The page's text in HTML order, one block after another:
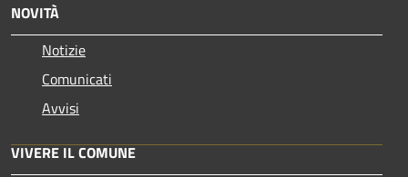
NOVITÀ
Notizie
Comunicati
Avvisi
VIVERE IL COMUNE